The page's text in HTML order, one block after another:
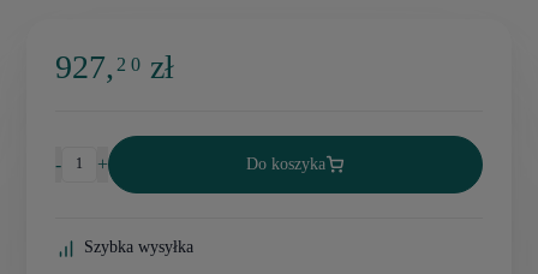
927,2 0 zł
- + Do koszyka
Szybka wysyłka